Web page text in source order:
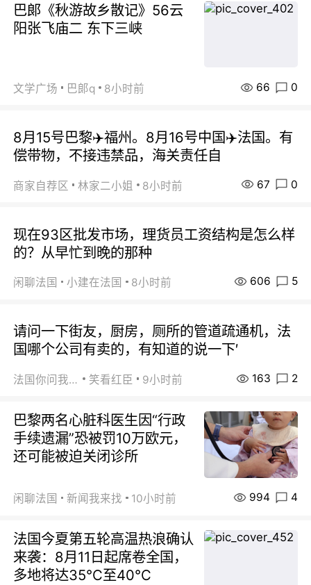
巴郞《秋游故乡散记》56云
阳张飞庙二 东下三峡
文学广场 巴郞q 8小时前 66 0
8月15号巴黎✈️福州。8月16号中国✈️法国。有
偿带物，不接违禁品，海关责任自
商家自荐区 林家二小姐 8小时前 67 0
现在93区批发市场，理货员工资结构是怎么样
的？从早忙到晚的那种
闲聊法国 小建在法国 8小时前 606 5
请问一下街友，厨房，厕所的管道疏通机，法
国哪个公司有卖的，有知道的说一下′
法国你问我答 笑看红臣 9小时前 163 2
巴黎两名心脏科医生因“行政
手续遗漏”恐被罚10万欧元，
还可能被迫关闭诊所
闲聊法国 新闻我来找 10小时前 994 4
法国今夏第五轮高温热浪确认
来袭：8月11日起席卷全国，
多地将达35℃至40℃